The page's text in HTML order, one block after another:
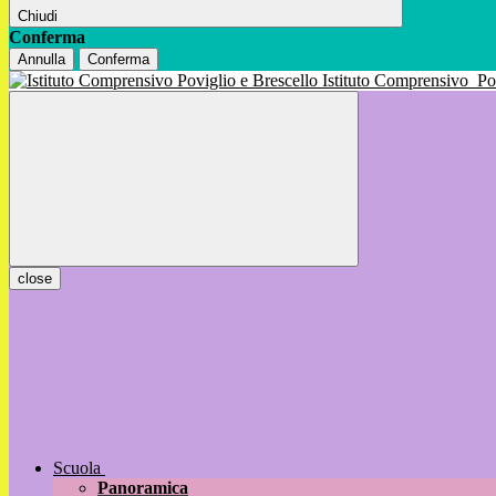
Chiudi
Conferma
Annulla Conferma
Istituto Comprensivo
close
Scuola
Panoramica